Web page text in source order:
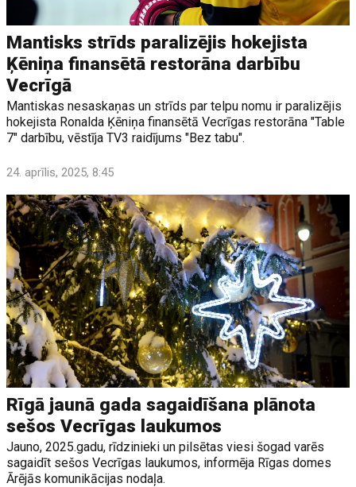
Mantisks strīds paralizējis hokejista
Ķēniņa finansētā restorāna darbību
Vecrīgā
Mantiskas nesaskaņas un strīds par telpu nomu ir paralizējis
hokejista Ronalda Ķēniņa finansētā Vecrīgas restorāna "Table
7" darbību, vēstīja TV3 raidījums "Bez tabu".
24. aprīlis, 2025, 8:45
Rīgā jaunā gada sagaidīšana plānota
sešos Vecrīgas laukumos
Jauno, 2025.gadu, rīdzinieki un pilsētas viesi šogad varēs
sagaidīt sešos Vecrīgas laukumos, informēja Rīgas domes
Ārējās komunikācijas nodaļa.